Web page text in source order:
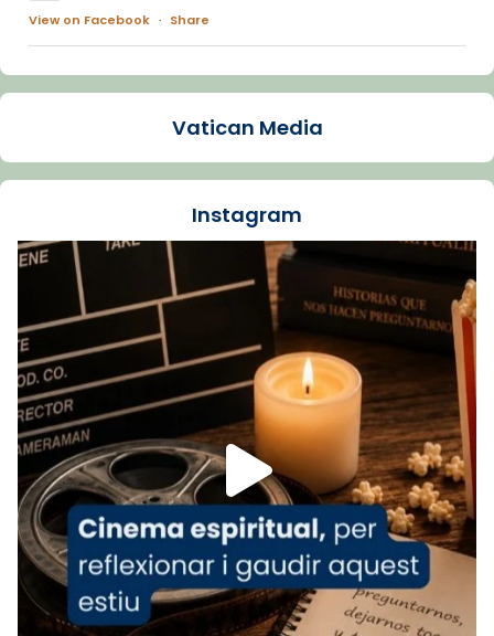
View on Facebook · Share
Arquebisbat de Barcelona
La Carmina va patir depressió. Fa gairebé
dos mesos, a l'Estadi Lluís Companys, la
Recupera l'entrevista comp
Vatican
tican News 👇
www.vaticannews.va/es/iglesia/news/2026-
07/carmina-historia-depresion-papa-viaje-
espana-testimoni...
Foto
View on Facebook · Share
Arquebisbat de Barcelona
2 weeks ago
«Avui les santes Juliana i Semproniana ens
ajuden a alçar la mirada»
Vatican Media
Instagram